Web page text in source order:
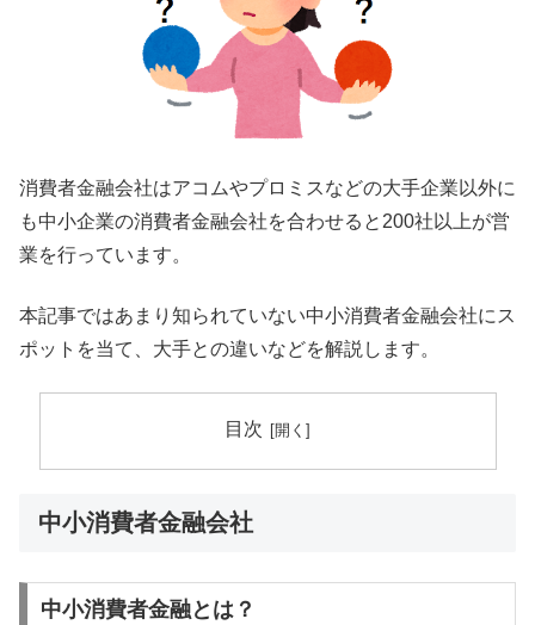
消費者金融会社はアコムやプロミスなどの大手企業以外に
も中小企業の消費者金融会社を合わせると200社以上が営
業を行っています。
本記事ではあまり知られていない中小消費者金融会社にス
ポットを当て、大手との違いなどを解説します。
目次
中小消費者金融会社
中小消費者金融とは？